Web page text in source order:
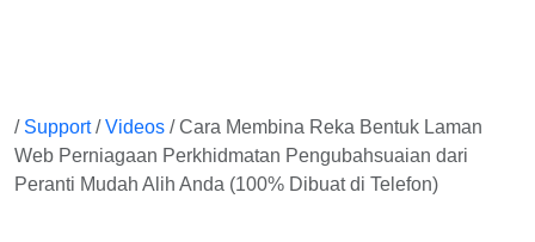
/ Support/Videos / Cara Membina Reka Bentuk Laman
Web Perniagaan Perkhidmatan Pengubahsuaian dari
Peranti Mudah Alih Anda (100% Dibuat di Telefon)